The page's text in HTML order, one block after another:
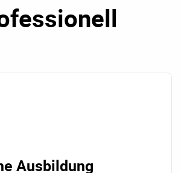
Ausbildung